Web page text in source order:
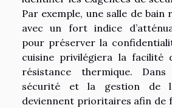
Par exemple, une salle de
avec un fort indice
pour préserver la
cuisine privilégiera la facilité
résistance thermique.
sécurité et la gestion de
deviennent prioritaires afin de